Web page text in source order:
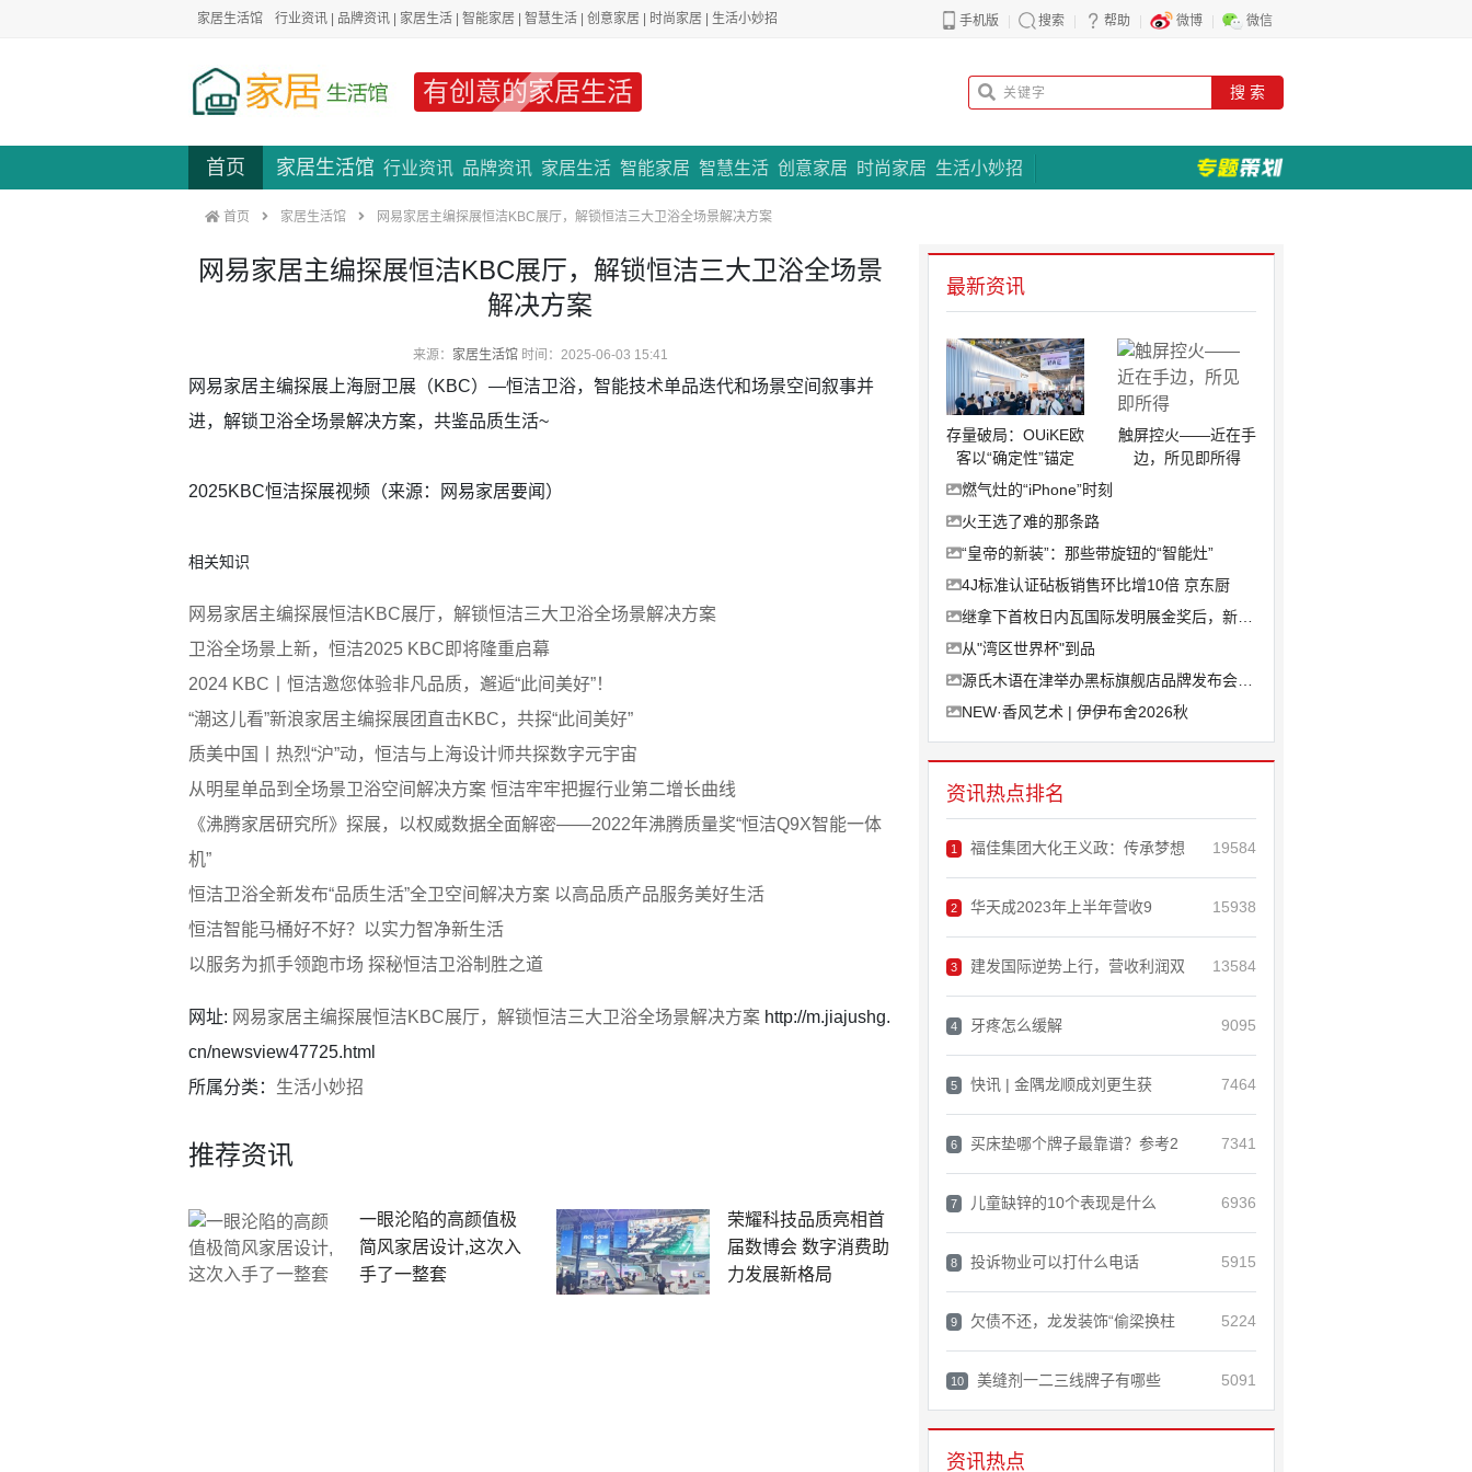
家居生活馆 行业资讯 | 品牌资讯 | 家居生活 | 智能家居 | 智慧生活 | 创意家居 | 时尚家居 | 生活小妙招 手机版 搜索 帮助 微博 微信
有创意的家居生活 搜 索
首页 家居生活馆 行业资讯 品牌资讯 家居生活 智能家居 智慧生活 创意家居 时尚家居 生活小妙招
专题策划
首页 家居生活馆 网易家居主编探展恒洁KBC展厅，解锁恒洁三大卫浴全场景解决方案
网易家居主编探展恒洁KBC展厅，解锁恒洁三大卫浴全场景
解决方案
来源： 家居生活馆时间：2025-06-03 15:41
网易家居主编探展上海厨卫展（KBC）—恒洁卫浴，智能技术单品迭代和场景空间叙事并
进，解锁卫浴全场景解决方案，共鉴品质生活~
2025KBC恒洁探展视频（来源：网易家居要闻）
相关知识
网易家居主编探展恒洁KBC展厅，解锁恒洁三大卫浴全场景解决方案
卫浴全场景上新，恒洁2025 KBC即将隆重启幕
2024 KBC丨恒洁邀您体验非凡品质，邂逅“此间美好”！
“潮这儿看”新浪家居主编探展团直击KBC，共探“此间美好”
质美中国丨热烈“沪”动，恒洁与上海设计师共探数字元宇宙
从明星单品到全场景卫浴空间解决方案 恒洁牢牢把握行业第二增长曲线
《沸腾家居研究所》探展，以权威数据全面解密——2022年沸腾质量奖“恒洁Q9X智能一体
机”
恒洁卫浴全新发布“品质生活”全卫空间解决方案 以高品质产品服务美好生活
恒洁智能马桶好不好？以实力智净新生活
以服务为抓手领跑市场 探秘恒洁卫浴制胜之道
网址: 网易家居主编探展恒洁KBC展厅，解锁恒洁三大卫浴全场景解决方案 http://m.jiajushg.
cn/newsview47725.html
所属分类： 生活小妙招
推荐资讯
一眼沦陷的高颜值极
简风家居设计,这次入
手了一整套
荣耀科技品质亮相首
届数博会 数字消费助
力发展新格局
最新资讯
存量破局：OUiKE欧
客以“确定性”锚定
触屏控火——近在手
边，所见即所得
燃气灶的“iPhone”时刻
火王选了难的那条路
“皇帝的新装”：那些带旋钮的“智能灶”
4J标准认证砧板销售环比增10倍 京东厨
继拿下首枚日内瓦国际发明展金奖后，新港斩
从"湾区世界杯"到品
源氏木语在津举办黑标旗舰店品牌发布会，“
NEW·香风艺术 | 伊伊布舍2026秋
资讯热点排名
1 福佳集团大化王义政：传承梦想 19584
2 华天成2023年上半年营收9 15938
3 建发国际逆势上行，营收利润双 13584
4 牙疼怎么缓解 9095
5 快讯 | 金隅龙顺成刘更生获 7464
6 买床垫哪个牌子最靠谱？参考2 7341
7 儿童缺锌的10个表现是什么 6936
8 投诉物业可以打什么电话 5915
9 欠债不还，龙发装饰“偷梁换柱 5224
10 美缝剂一二三线牌子有哪些 5091
资讯热点